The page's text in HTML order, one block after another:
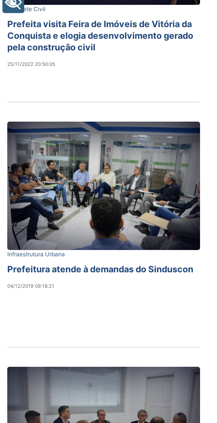
Gabinete Civil
Prefeita visita Feira de Imóveis de Vitória da
Conquista e elogia desenvolvimento gerado
pela construção civil
25/11/2022 20:50:05
Infraestrutura Urbana
Prefeitura atende à demandas do Sinduscon
04/12/2019 09:18:21